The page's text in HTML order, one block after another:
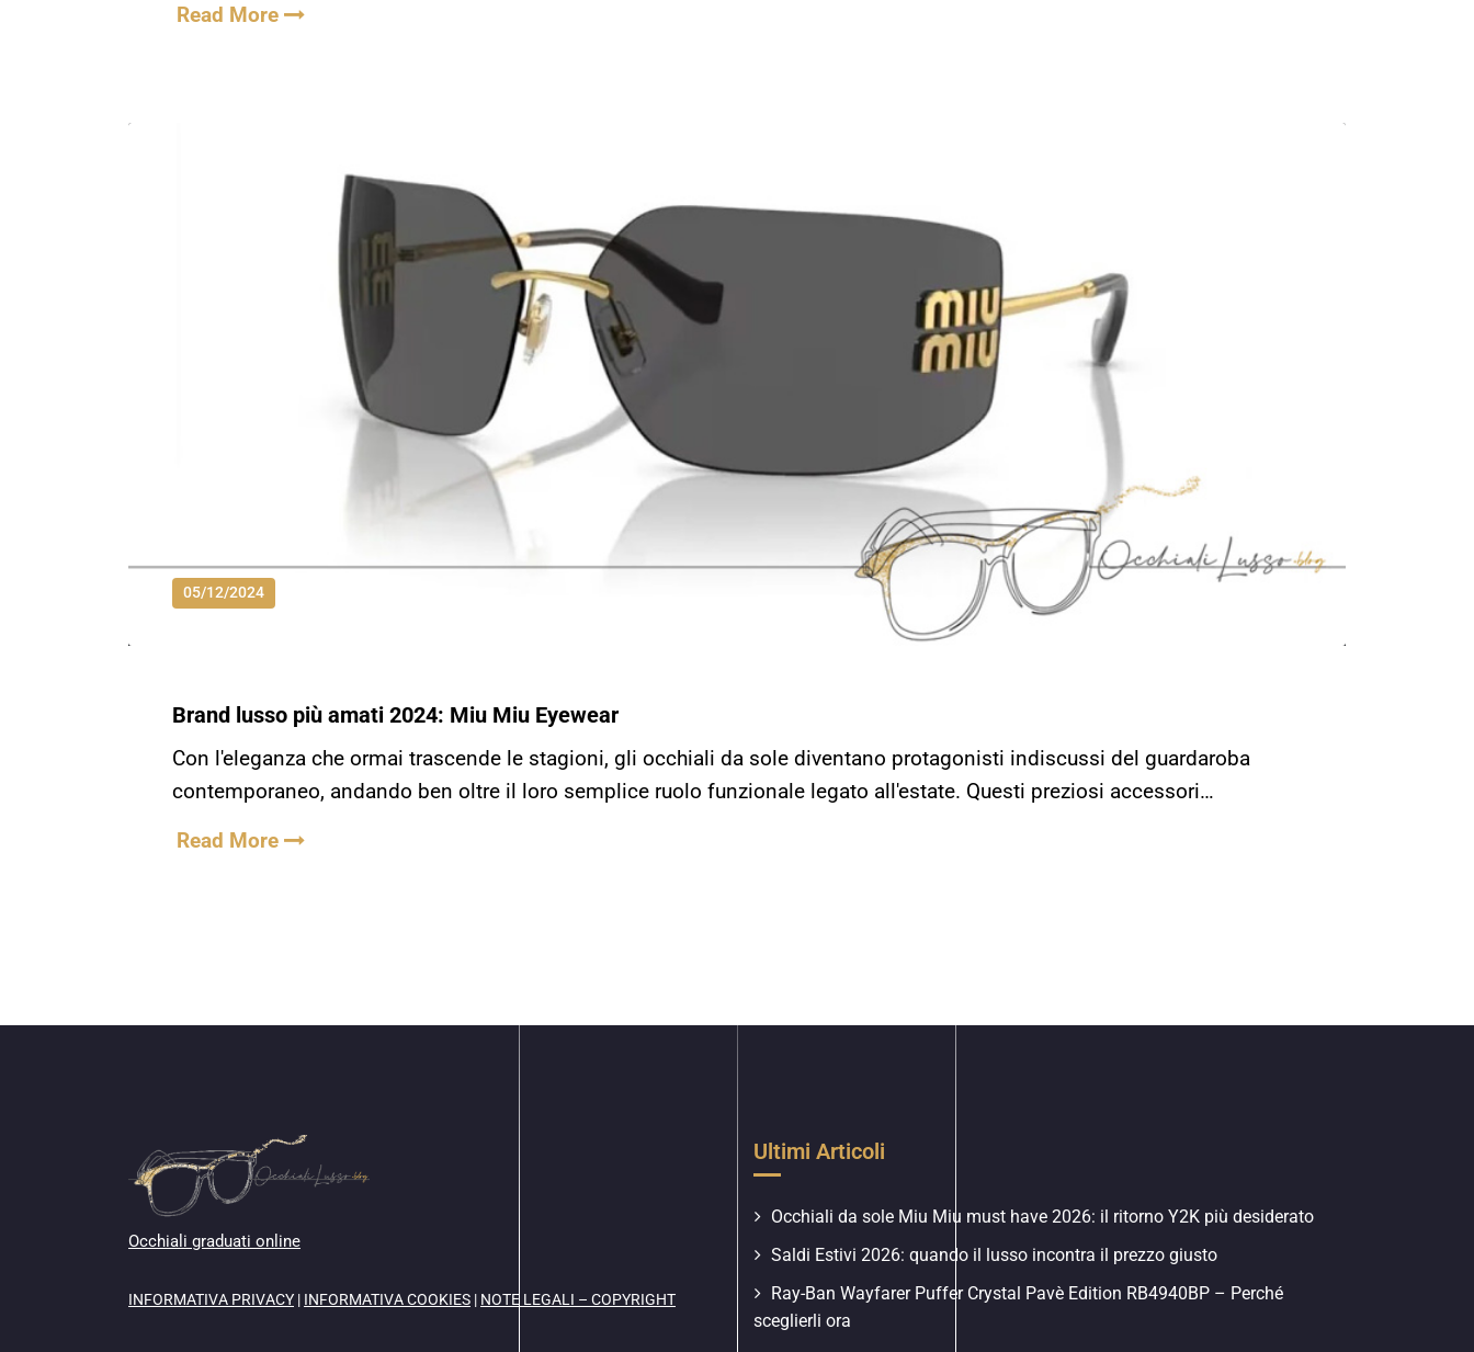
Read More
05/12/2024
Brand lusso più amati 2024: Miu Miu Eyewear
Con l'eleganza che ormai trascende le stagioni, gli occhiali da sole diventano protagonisti indiscussi del guardaroba
contemporaneo, andando ben oltre il loro semplice ruolo funzionale legato all'estate. Questi preziosi accessori…
Read More
Occhiali graduati online
INFORMATIVA PRIVACY | INFORMATIVA COOKIES | NOTE LEGALI – COPYRIGHT
Ultimi Articoli
Occhiali da sole Miu Miu must have 2026: il ritorno Y2K più desiderato
Saldi Estivi 2026: quando il lusso incontra il prezzo giusto
Ray-Ban Wayfarer Puffer Crystal Pavè Edition RB4940BP – Perché
sceglierli ora